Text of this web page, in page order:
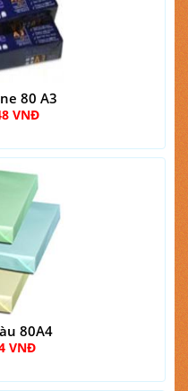
80 A3
VNĐ
80A4
VNĐ